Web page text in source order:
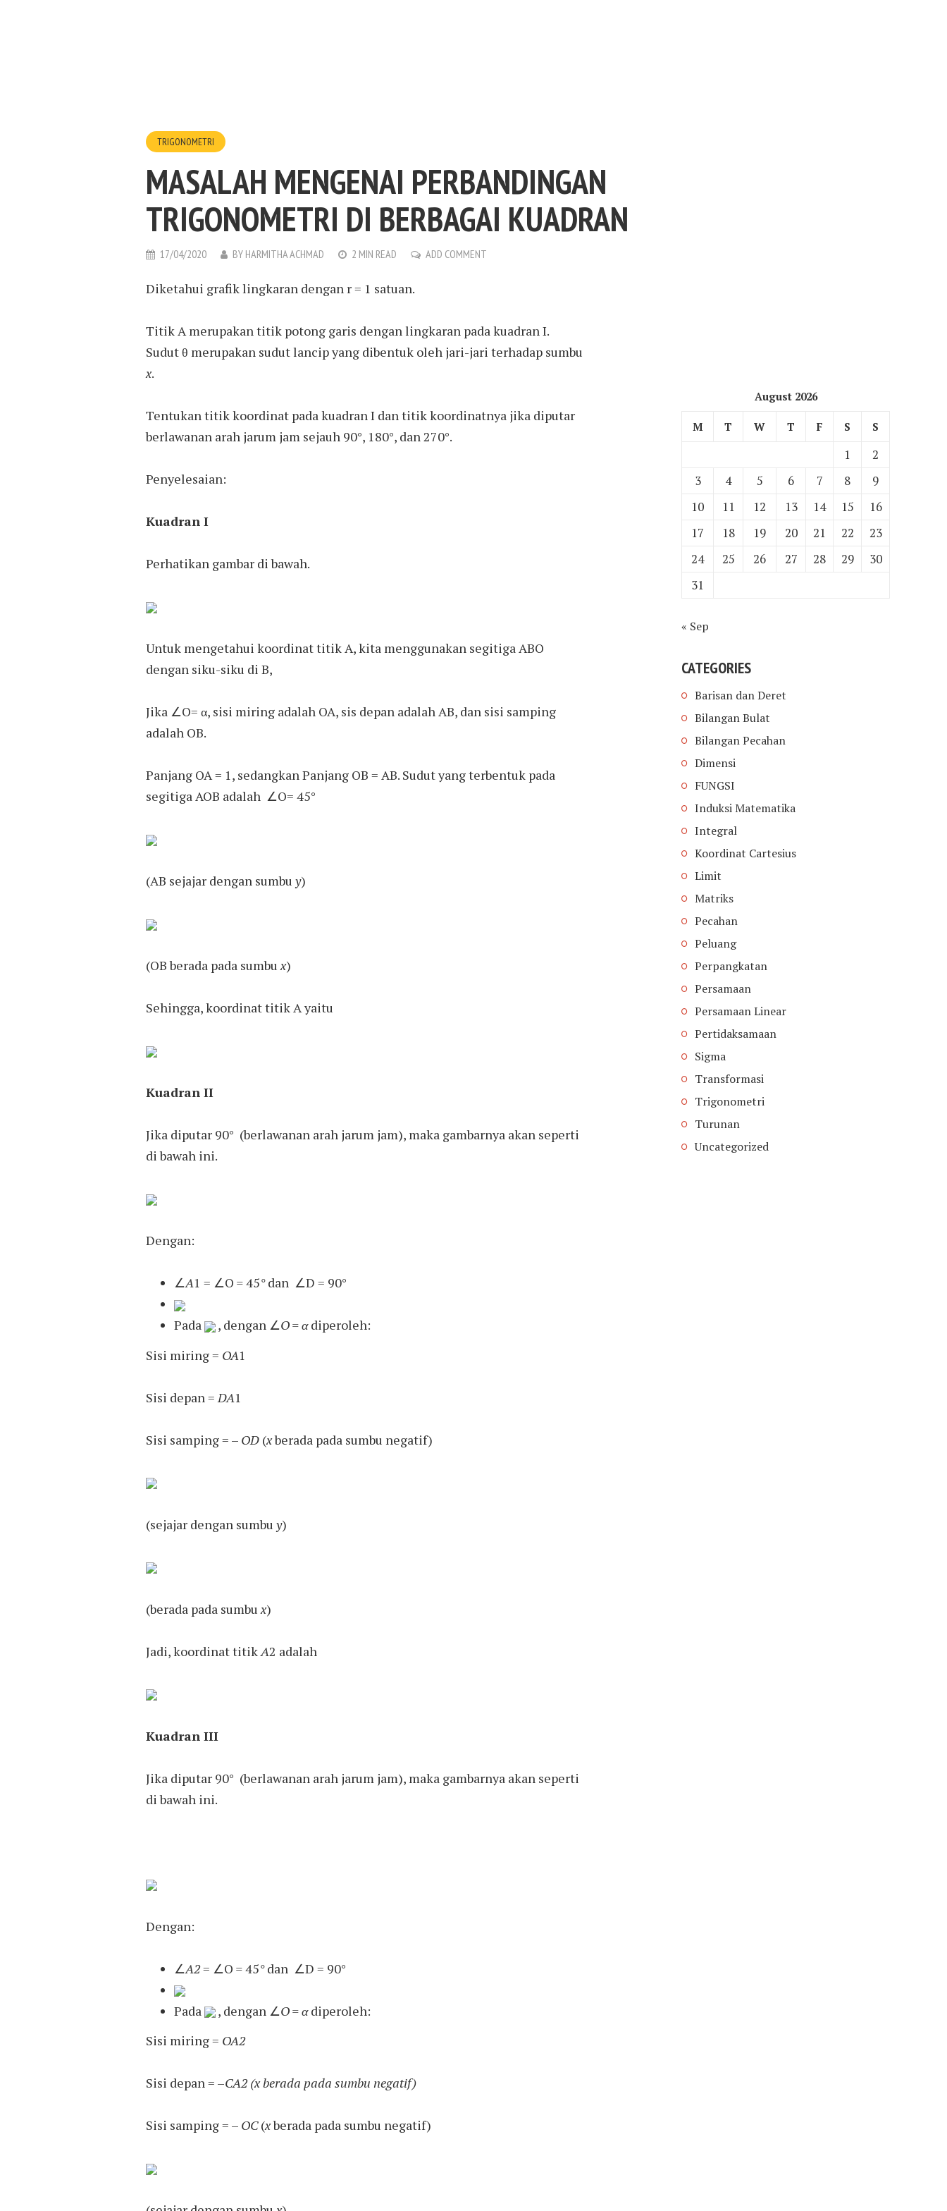
TRIGONOMETRI
MASALAH MENGENAI PERBANDINGAN
TRIGONOMETRI DI BERBAGAI KUADRAN
17/04/2020 BY HARMITHA ACHMAD 2 MIN READ ADD COMMENT
Diketahui grafik lingkaran dengan r = 1 satuan.
Titik A merupakan titik potong garis dengan lingkaran pada kuadran I.
Sudut θ merupakan sudut lancip yang dibentuk oleh jari-jari terhadap sumbu
x.
Tentukan titik koordinat pada kuadran I dan titik koordinatnya jika diputar
berlawanan arah jarum jam sejauh 90°, 180°, dan 270°.
Penyelesaian:
Kuadran I
Perhatikan gambar di bawah.
Untuk mengetahui koordinat titik A, kita menggunakan segitiga ABO
dengan siku-siku di B,
Jika ∠O= α, sisi miring adalah OA, sis depan adalah AB, dan sisi samping
adalah OB.
Panjang OA = 1, sedangkan Panjang OB = AB. Sudut yang terbentuk pada
segitiga AOB adalah ∠O= 45°
(AB sejajar dengan sumbu y)
(OB berada pada sumbux)
Sehingga, koordinat titik A yaitu
Kuadran II
Jika diputar 90° (berlawanan arah jarum jam), maka gambarnya akan seperti
di bawah ini.
Dengan:
∠A1 = ∠O =45°dan ∠D = 90°
Pada , dengan ∠O = αdiperoleh:
Sisi miring = OA1
Sisi depan = DA1
Sisi samping = – OD (xberada pada sumbu negatif)
(sejajar dengan sumbu y)
(berada pada sumbu x)
Jadi, koordinat titik A2 adalah
Kuadran III
Jika diputar 90° (berlawanan arah jarum jam), maka gambarnya akan seperti
di bawah ini.
Dengan:
∠A2= ∠O =45°dan ∠D = 90°
Pada , dengan ∠O = αdiperoleh:
Sisi miring = OA2
Sisi depan = –CA2 (x berada pada sumbu negatif)
Sisi samping = – OC(xberada pada sumbu negatif)
August 2026
M T W T F S S
1
2
3
4 5 6 7 8
9
10
11 12 13 14 15
16
17
18 19 20 21 22
23
24
25 26 27 28 29
30
31
« Sep
CATEGORIES
Barisan dan Deret
Bilangan Bulat
Bilangan Pecahan
Dimensi
FUNGSI
Induksi Matematika
Integral
Koordinat Cartesius
Limit
Matriks
Pecahan
Peluang
Perpangkatan
Persamaan
Persamaan Linear
Pertidaksamaan
Sigma
Transformasi
Trigonometri
Turunan
Uncategorized